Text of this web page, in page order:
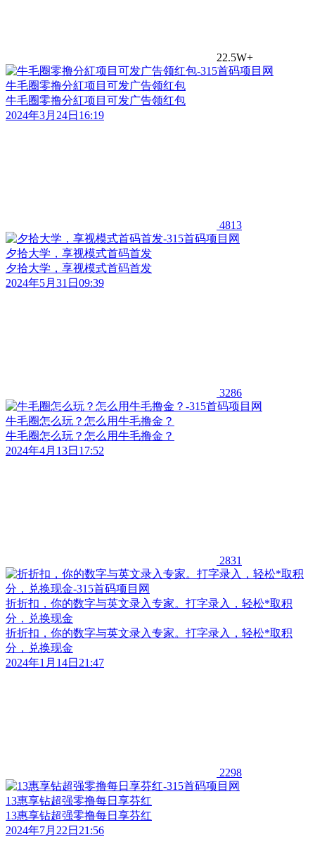
22.5W+
牛毛圈零撸分紅项目可发广告领红包
牛毛圈零撸分紅项目可发广告领红包
2024年3月24日16:19
4813
夕拾大学，享视模式首码首发
夕拾大学，享视模式首码首发
2024年5月31日09:39
3286
牛毛圈怎么玩？怎么用牛毛撸金？
牛毛圈怎么玩？怎么用牛毛撸金？
2024年4月13日17:52
2831
折折扣，你的数字与英文录入专家。打字录入，轻松*取积
分，兑换现金
折折扣，你的数字与英文录入专家。打字录入，轻松*取积
分，兑换现金
2024年1月14日21:47
2298
13惠享钻超强零撸每日享芬红
13惠享钻超强零撸每日享芬红
2024年7月22日21:56